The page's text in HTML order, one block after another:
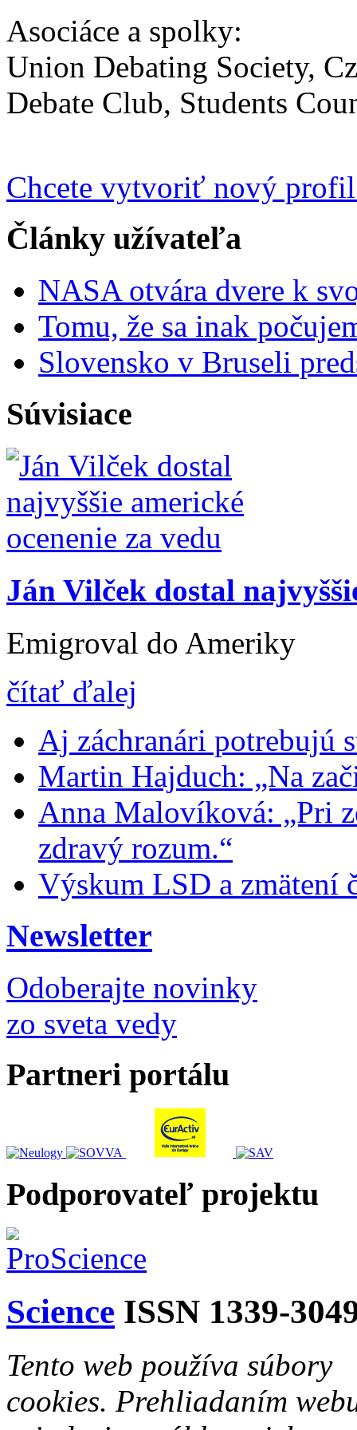
Asociáce a spolky:
Union Debating Society,
Debate Club, Students
Chcete vytvoriť nový
Články užívateľa
NASA otvára dvere k
Tomu, že sa inak
Slovensko v Bruseli
Súvisiace
Ján Vilček dostal
Emigroval do Ameriky
čítať ďalej
Aj záchranári potrebujú
Martin Hajduch: „Na
Anna Malovíková: „Pri
zdravý rozum.“
Výskum LSD a zmätení
Newsletter
Odoberajte novinky
zo sveta vedy
Partneri portálu
Podporovateľ projektu
Science ISSN 1339-
Tento web používa súbory
cookies. Prehliadaním